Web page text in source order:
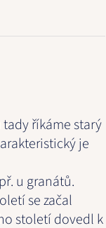
tady říkáme starý
je
u granátů.
se začal
století dovedl k